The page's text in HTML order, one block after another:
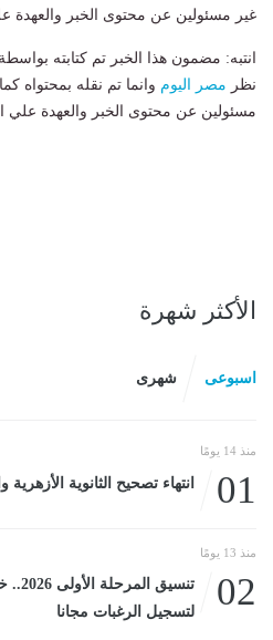
غير مسئولين عن محتوى الخبر والعهدة
انتبه: مضمون هذا الخبر تم كتابته بواسطة
نظر مصر اليوم وانما تم نقله بمحتواه
مسئولين عن محتوى الخبر والعهدة علي
الأكثر شهرة
اسبوعى شهرى
منذ 14 يومًا
01 انتهاء تصحيح الثانوية
منذ 13 يومًا
02
لتسجيل الرغبات مجانا